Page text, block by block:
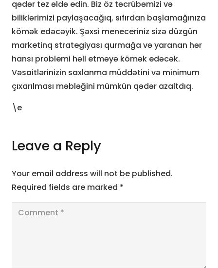
qədər tez əldə edin. Biz öz təcrübəmizi və
biliklərimizi paylaşacağıq, sıfırdan başlamağınıza
kömək edəcəyik. Şəxsi meneceriniz sizə düzgün
marketinq strategiyası qurmağa və yaranan hər
hansı problemi həll etməyə kömək edəcək.
Vəsaitlərinizin saxlanma müddətini və minimum
çıxarılması məbləğini mümkün qədər azaltdıq.
\e
Leave a Reply
Your email address will not be published.
Required fields are marked *